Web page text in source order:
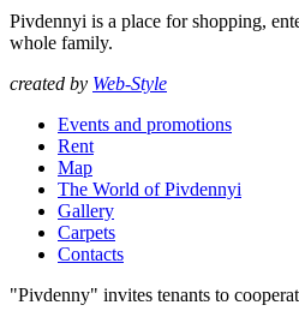
Pivdennyi is a place for shopping,
whole family.
created by Web-Style
Events and promotions
Rent
Map
The World of Pivdennyi
Gallery
Carpets
Contacts
"Pivdenny" invites tenants to